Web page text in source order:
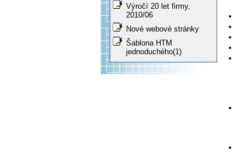
Výročí 20 let firmy,
2010/06
Nové webové stránky
Šablona HTM
jednoduchého(1)